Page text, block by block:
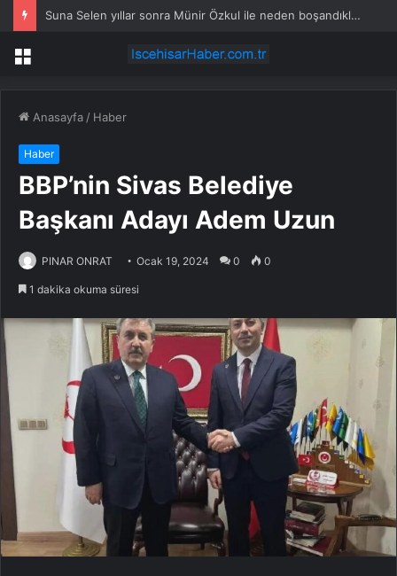
Suna Selen yıllar sonra Münir Özkul ile neden boşandıklarını anlattı: Taze kana ihtiyacım var dedi
Menü
Anasayfa / Haber
Haber
BBP’nin Sivas Belediye
Başkanı Adayı Adem Uzun
PINAR ONRAT Ocak 19, 2024 0 0
1 dakika okuma süresi